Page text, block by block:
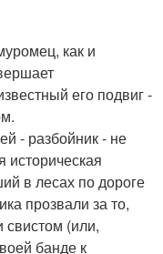
как и
его подвиг -
- разбойник - не
историческая
в лесах по дороге
прозвали за то,
(или,
банде к